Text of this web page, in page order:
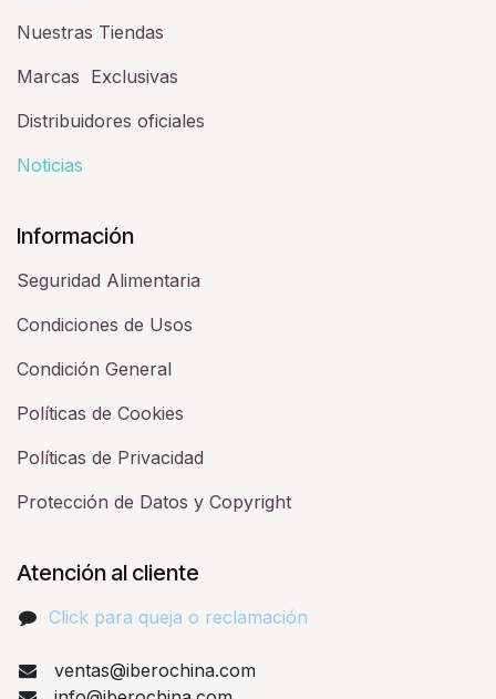
Nuestras Tiendas
Marcas Exclusivas
Distribuidores oficiales
Noticias
Información
Seguridad Alimentaria
Condiciones de Usos
Condición General
Políticas de Cookies
Políticas de Privacidad
Protección de Datos y Copyright
Atención al cliente
Click para queja o reclamación​
ventas@iberochina.com